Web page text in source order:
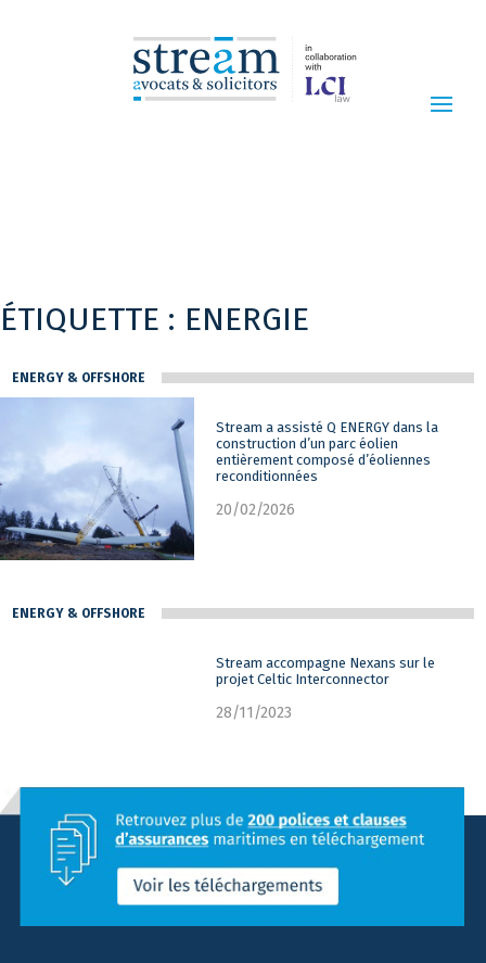
ÉTIQUETTE : ENERGIE
ENERGY & OFFSHORE
Stream a assisté Q ENERGY dans la
construction d’un parc éolien
entièrement composé d’éoliennes
reconditionnées
20/02/2026
ENERGY & OFFSHORE
Stream accompagne Nexans sur le
projet Celtic Interconnector
28/11/2023